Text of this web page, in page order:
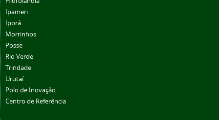
Ipameri
Iporá
Morrinhos
Posse
Rio Verde
Trindade
Urutaí
Polo de Inovação
Centro de Referência